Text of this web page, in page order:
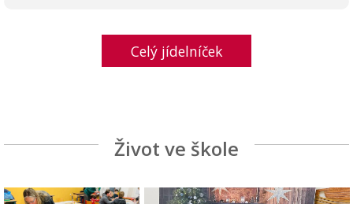
Celý jídelníček
Život ve škole